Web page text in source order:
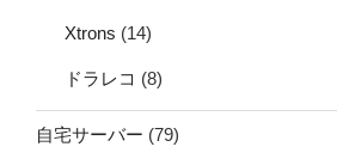
Xtrons (14)
ドラレコ (8)
自宅サーバー (79)